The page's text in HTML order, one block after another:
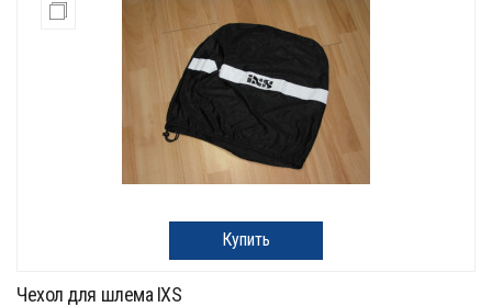
Купить
Чехол для шлема IXS